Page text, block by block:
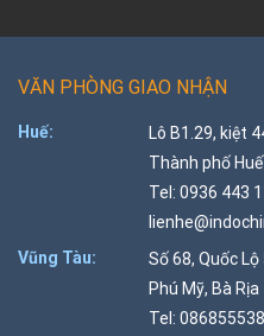
VĂN PHÒNG GIAO NHẬN
Huế:
Lô B1.29, kiệt
Thành phố Huế
Tel: 0936 443
Vũng Tàu:
Số 68, Quốc Lộ
Phú Mỹ, Bà Rịa
Tel: